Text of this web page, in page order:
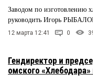
Заводом по изготовлению
руководить Игорь
12 марта 12:41 0
Гендиректор и
омского